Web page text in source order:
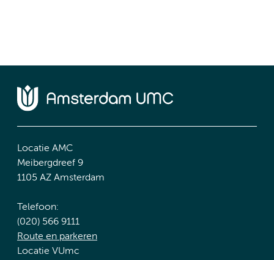
Locatie AMC
Meibergdreef 9
1105 AZ Amsterdam
Telefoon:
(020) 566 9111
Route en parkeren
Locatie VUmc